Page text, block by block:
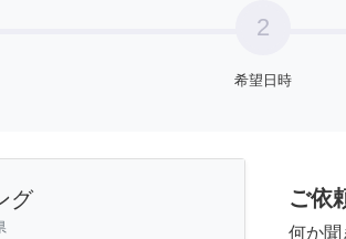
2
希望日時
グ ご依
何か聞